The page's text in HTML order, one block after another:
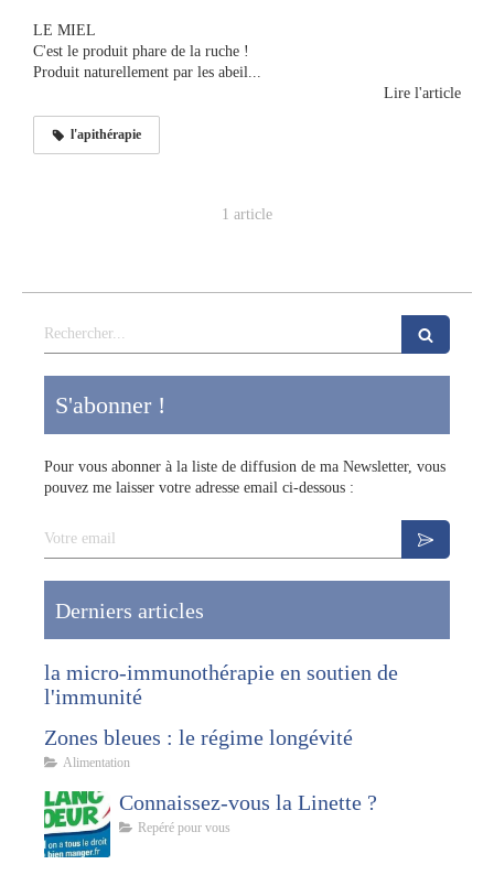
LE MIEL
C'est le produit phare de la ruche !
Produit naturellement par les abeil...
Lire l'article
l'apithérapie
1 article
Rechercher
S'abonner !
Pour vous abonner à la liste de diffusion de ma Newsletter, vous
pouvez me laisser votre adresse email ci-dessous :
Votre email
Derniers articles
la micro-immunothérapie en soutien de
l'immunité
Zones bleues : le régime longévité
Alimentation
Connaissez-vous la Linette ?
Repéré pour vous